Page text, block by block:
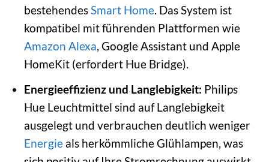
bestehendesSmart Home. Das System ist
kompatibel mit führenden Plattformen wie
Amazon Alexa, Google Assistant und Apple
HomeKit (erfordert Hue Bridge).
Energieeffizienz und Langlebigkeit: Philips
Hue Leuchtmittel sind auf Langlebigkeit
ausgelegt und verbrauchen deutlich weniger
Energieals herkömmliche Glühlampen, was